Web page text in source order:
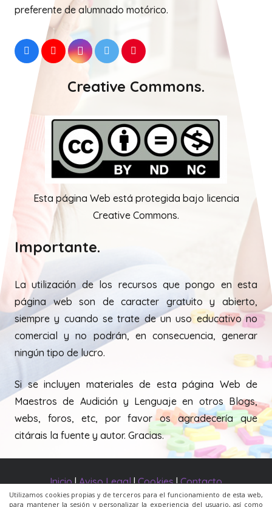
Utilizamos cookies propias y de terceros para el funcionamiento de esta web,
para mantener la sesión y personalizar la experiencia del usuario, así como
preferente de alumnado motórico.
Creative Commons.
Esta página Web está protegida bajo licencia
Creative Commons.
Importante.
La utilización de los recursos que pongo en esta
página web son de caracter gratuito y abierto,
siempre y cuando se trate de un uso educativo no
comercial y no podrán, en consecuencia, generar
ningún tipo de lucro.
Si se incluyen materiales de esta página Web de
Maestros de Audición y Lenguaje en otros Blogs,
webs, foros, etc, por favor os agradecería que
citárais la fuente y autor. Gracias.
Inicio|Aviso Legal|Cookies|Contacto